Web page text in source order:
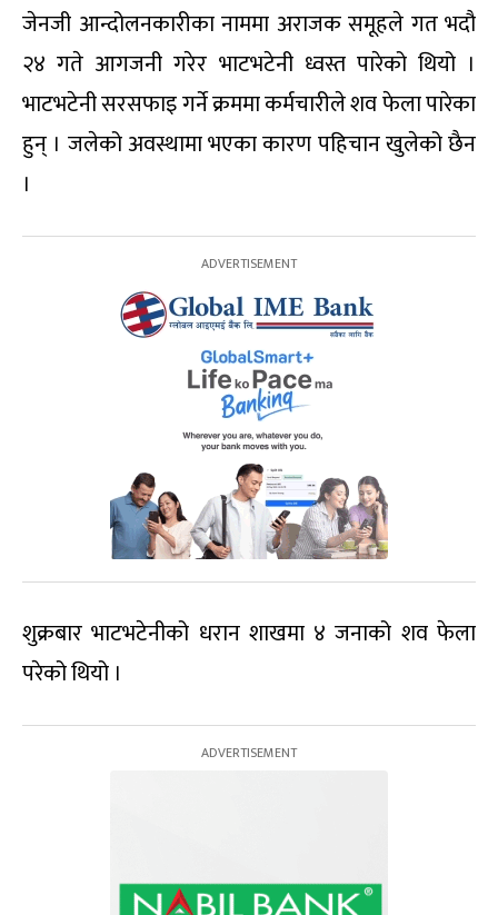
जेनजी आन्दोलनकारीका नाममा अराजक समूहले गत भदौ
२४ गते आगजनी गरेर भाटभटेनी ध्वस्त पारेको थियो ।
भाटभटेनी सरसफाइ गर्ने क्रममा कर्मचारीले शव फेला पारेका
हुन् । जलेको अवस्थामा भएका कारण पहिचान खुलेको छैन
।
शुक्रबार भाटभटेनीको धरान शाखमा ४ जनाको शव फेला
परेको थियो ।